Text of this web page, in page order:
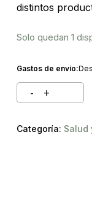
distintos
Solo quedan 1
Gastos de envío:
Categoría: Salud